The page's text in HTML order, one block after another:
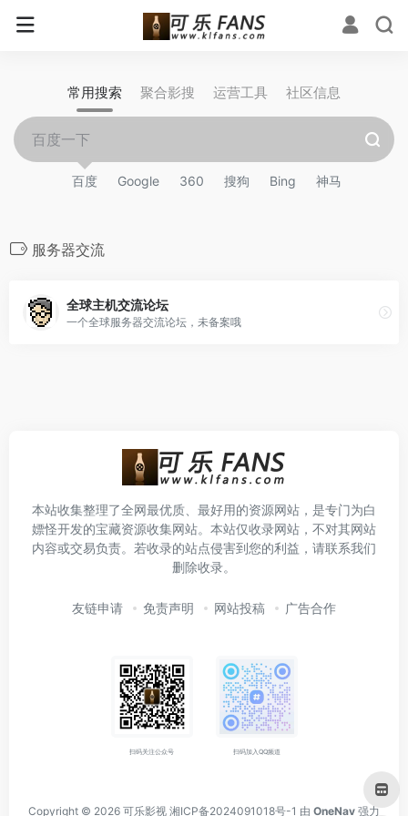
常用搜索 聚合影搜 运营工具 社区信息
百度 Google 360 搜狗 Bing 神马
服务器交流
全球主机交流论坛
一个全球服务器交流论坛，未备案哦
本站收集整理了全网最优质、最好用的资源网站，是专门为白
嫖怪开发的宝藏资源收集网站。本站仅收录网站，不对其网站
内容或交易负责。若收录的站点侵害到您的利益，请联系我们
删除收录。
友链申请 免责声明 网站投稿 广告合作
扫码关注公众号 扫码加入QQ频道
Copyright © 2026 可乐影视 湘ICP备2024091018号-1 由 OneNav 强力